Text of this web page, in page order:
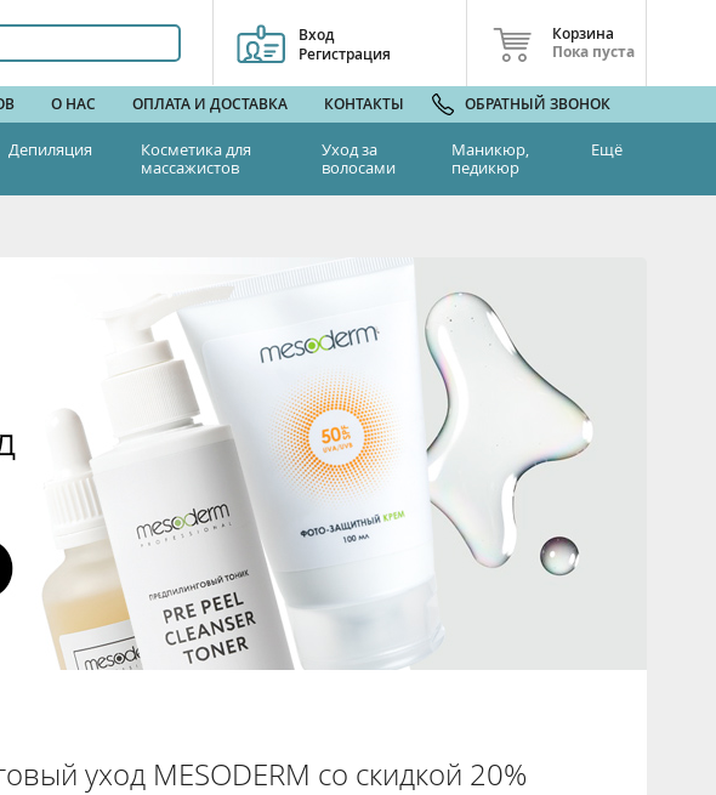
Вход
Регистрация
Корзина
Пока пуста
О НАС ОПЛАТА И ДОСТАВКА КОНТАКТЫ ОБРАТНЫЙ ЗВОНОК
Депиляция
Косметика для
массажистов
Уход за
волосами
Маникюр,
педикюр
Ещё
уход MESODERM со скидкой 20%